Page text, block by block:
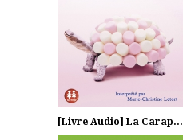
[Livre Audio] La Carap...